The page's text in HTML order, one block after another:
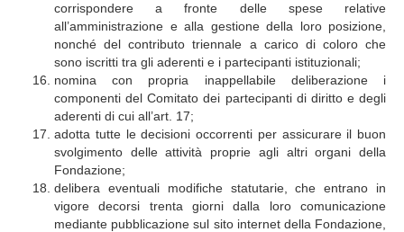
corrispondere a fronte delle spese relative
all’amministrazione e alla gestione della loro posizione,
nonché del contributo triennale a carico di coloro che
sono iscritti tra gli aderenti e i partecipanti istituzionali;
nomina con propria inappellabile deliberazione i
componenti del Comitato dei partecipanti di diritto e degli
aderenti di cui all’art. 17;
adotta tutte le decisioni occorrenti per assicurare il buon
svolgimento delle attività proprie agli altri organi della
Fondazione;
delibera eventuali modifiche statutarie, che entrano in
vigore decorsi trenta giorni dalla loro comunicazione
mediante pubblicazione sul sito internet della Fondazione,